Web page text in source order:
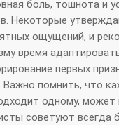
боль, тошнота и
Некоторые
ощущений, и
время
первых
помнить, что
одному, может
советуют всегда